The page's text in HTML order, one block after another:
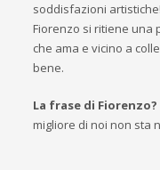
soddisfazioni
Fiorenzo si ritiene
che ama e vicino a
bene.
La frase di Fiorenzo?
migliore di noi non sta